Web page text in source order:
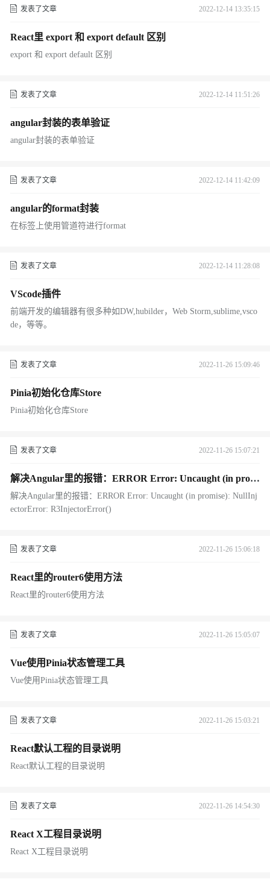
发表了文章 2022-12-14 13:35:15
React里 export 和 export default 区别
export 和 export default 区别
发表了文章 2022-12-14 11:51:26
angular封装的表单验证
angular封装的表单验证
发表了文章 2022-12-14 11:42:09
angular的format封装
在标签上使用管道符进行format
发表了文章 2022-12-14 11:28:08
VScode插件
前端开发的编辑器有很多种如DW,hubilder，Web Storm,sublime,vsco
de，等等。
发表了文章 2022-11-26 15:09:46
Pinia初始化仓库Store
Pinia初始化仓库Store
发表了文章 2022-11-26 15:07:21
解决Angular里的报错：ERROR Error: Uncaught (in prom
ise): NullInjectorError: R3InjectorError()
解决Angular里的报错：ERROR Error: Uncaught (in promise): NullInj
ectorError: R3InjectorError()
发表了文章 2022-11-26 15:06:18
React里的router6使用方法
React里的router6使用方法
发表了文章 2022-11-26 15:05:07
Vue使用Pinia状态管理工具
Vue使用Pinia状态管理工具
发表了文章 2022-11-26 15:03:21
React默认工程的目录说明
React默认工程的目录说明
发表了文章 2022-11-26 14:54:30
React X工程目录说明
React X工程目录说明